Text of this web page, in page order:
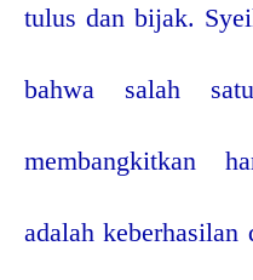
tulus dan bijak.
bahwa salah
membangkitkan
adalah keberhasilan